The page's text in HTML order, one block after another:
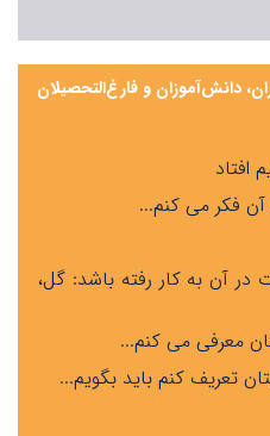
دانش‌آموزان و فارغ‌التحصیلان
...
: گل،
...
...